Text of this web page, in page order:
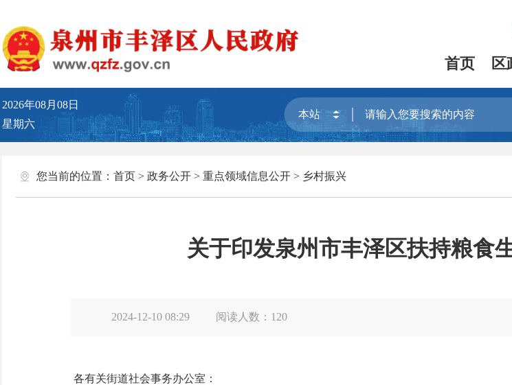
首页 区
2026年08月08日
星期六
您当前的位置： 首页> 政务公开> 重点领域信息公开> 乡村振兴
关于印发泉州市丰泽区扶持粮食
2024-12-10 08:29 阅读人数： 120
各有关街道社会事务办公室 ：